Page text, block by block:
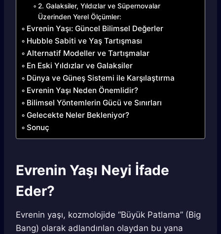
2. Galaksiler, Yıldızlar ve Süpernovalar
Üzerinden Yerel Ölçümler:
Evrenin Yaşı: Güncel Bilimsel Değerler
Hubble Sabiti ve Yaş Tartışması
Alternatif Modeller ve Tartışmalar
En Eski Yıldızlar ve Galaksiler
Dünya ve Güneş Sistemi ile Karşılaştırma
Evrenin Yaşı Neden Önemlidir?
Bilimsel Yöntemlerin Gücü ve Sınırları
Gelecekte Neler Bekleniyor?
Sonuç
Evrenin Yaşı Neyi İfade
Eder?
Evrenin yaşı, kozmolojide “Büyük Patlama” (Big
Bang) olarak adlandırılan olaydan bu yana